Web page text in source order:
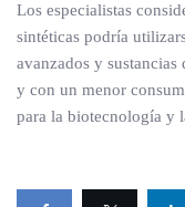
Los especialistas
sintéticas podría
avanzados y
y con un menor
para la biotecnología y